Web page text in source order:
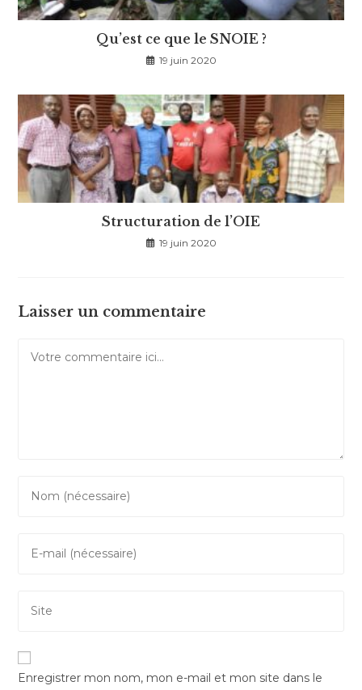
Qu’est ce que le SNOIE ?
19 juin 2020
Structuration de l’OIE
19 juin 2020
Laisser un commentaire
your
comment
your
address
l’URL
votre
site
Enregistrer mon nom, mon e-mail et mon site dans le